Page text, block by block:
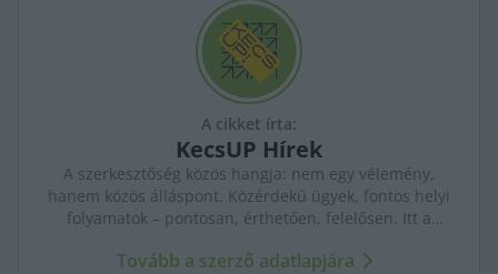
A cikket írta:
KecsUP Hírek
A szerkesztőség közös hangja: nem egy vélemény,
hanem közös álláspont. Közérdekű ügyek, fontos helyi
folyamatok – pontosan, érthetően, felelősen. Itt a
Tovább a szerző adatlapjára